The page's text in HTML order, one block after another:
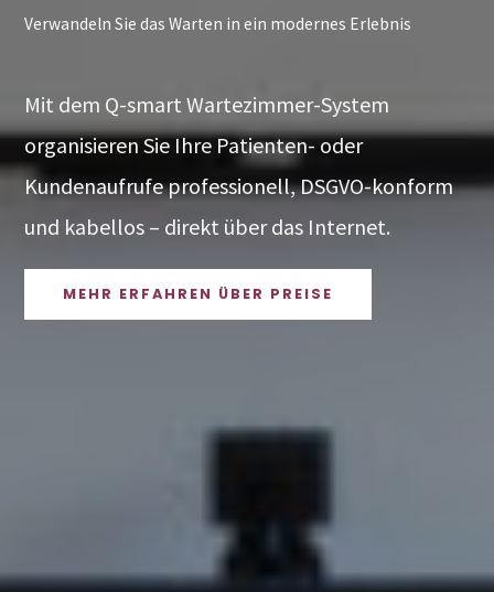
Verwandeln Sie das Warten in ein modernes Erlebnis
Mit dem Q-smart Wartezimmer-System
organisieren Sie Ihre Patienten- oder
Kundenaufrufe professionell, DSGVO-konform
und kabellos – direkt über das Internet.
MEHR ERFAHREN ÜBER PREISE